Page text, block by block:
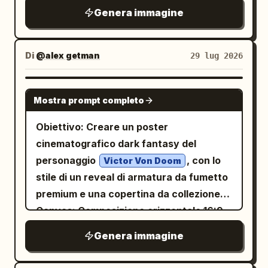
aggiungere vignette extra. Mantieni la
pagina manga pulita, finita e pronta per
diavolo nero, 1 simbolo del tridente e 1 ala
di pipistrello nera. Il testo in un fumetto
bianco recita 「今食べたいものが一番おい
しいに決まっています」. Vignetta 3: Primo
stesso uomo in versione angelo su uno
bianchi, pelle pallida, un'aureola
luminosa, ali piumate bianche e mani
giunte come in preghiera, con
un'espressione gentile e preoccupata.
Includere esattamente 4 piume bianche
fluttuanti e diverse piccole scintille. Il
testo in un fumetto bianco recita 「夜食
は睡眠に響きますよ…今夜はお白湯でそっと
mano che recitano “[TEXT]”; utilizza una
composizione a mezzo busto
decentrata, una leggera inclinazione
della fotocamera, tipografia di sfondo
ritagliata, margini del poster liberi e bordi
stampati leggermente invecchiati.
Rapporto d'aspetto 4:5.
singolarmente, un dente superiore
chiaramente mancante, un dente
scheggiato e profondi spazi neri. Vesti il
personaggio con [CLOTHING],
semplificato in ampie forme grafiche con
cuciture spesse, pieghe minimali e
Contorni sicuri in inchiostro nero che
utilizzano silhouette esterne spesse,
linee del viso di medio spessore, ciocche
di capelli angolari sottili e solo pochi
brevi segni di graffi attorno agli occhi, ai
campi di colore piatto opaco, una forma
d'ombra cel-shaded dai bordi netti per
2:3, con un bordo esterno nero spesso e
quattro vignette orizzontali sovrapposte
separate da spaziature marcate. Stile
visivo: Dettagliato stile manga seinen
giapponese, ombreggiatura con retini
(screentone), prospettiva d'ufficio
pulita, volti espressivi, linee cinetiche
drammatiche e nuvolette di dialogo
frastagliate. Alto contrasto nell'ultima
vignetta. Nessun colore. Ambientazione:
Un moderno ufficio giapponese open-
space con file di scrivanie, monitor,
tastiere, raccoglitori, scaffali, divisori,
finestre, atmosfera aziendale con luci al
neon e scartoffie. Il criceto ha una
Genera immagine
Di @alex getman 29 lug 2026
GPT IMAGE 2
Mostra prompt completo
Obiettivo: Creare un poster
cinematografico dark fantasy del
personaggio
Victor Von Doom
, con lo
stile di un reveal di armatura da fumetto
premium e una copertina da collezione.
Canvas: Composizione orizzontale 16:9,
ruvida sulla sinistra e un grande ritratto
in primo piano dell'armatura che domina i
Genera immagine